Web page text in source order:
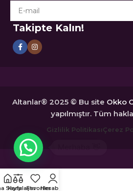
Takipte Kalın!
Altanlar® 2025 © Bu site Okko
yapılmıştır. Tüm
Gizlilik PolitikasıÇerez
Sayfa
KarşılaştırFavorilerHesabım